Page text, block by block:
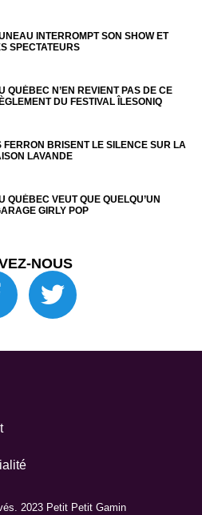
INTERROMPT SON SHOW ET
SPECTATEURS
QUÉBEC N’EN REVIENT PAS DE CE
DU FESTIVAL ÎLESONIQ
FERRON BRISENT LE SILENCE SUR LA
LAVANDE
QUÉBEC VEUT QUE QUELQU’UN
GIRLY POP
NOUS
2023 Petit Petit Gamin